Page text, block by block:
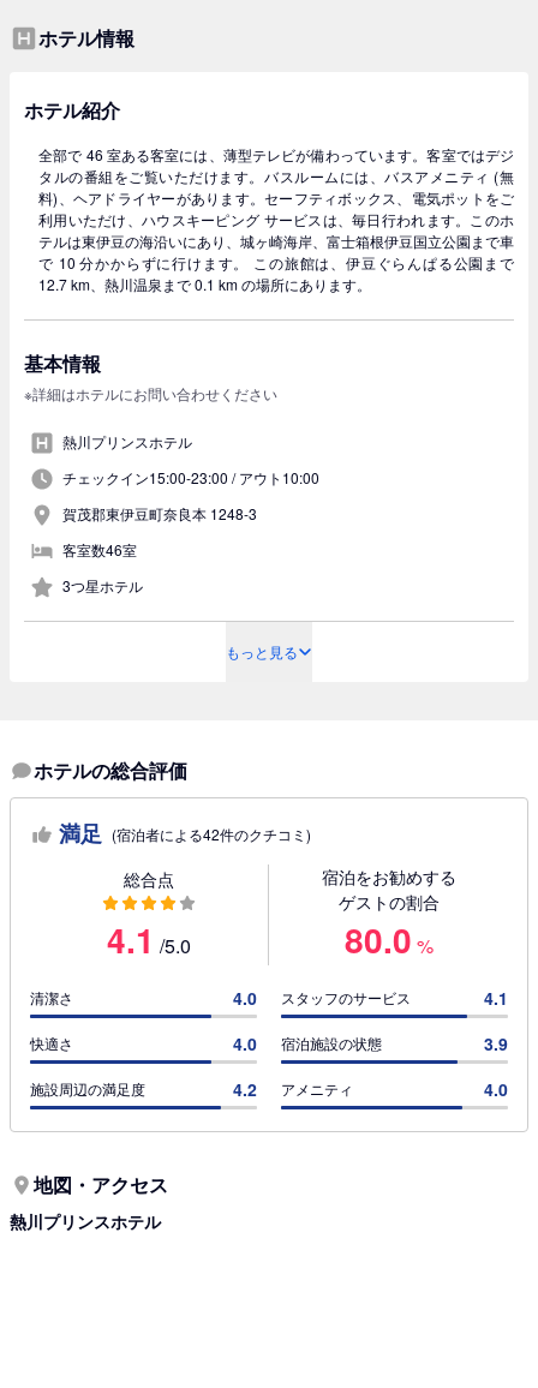
ホテル情報
ホテル紹介
全部で 46 室ある客室には、薄型テレビが備わっています。客室ではデジ
タルの番組をご覧いただけます。バスルームには、バスアメニティ (無
料)、ヘアドライヤーがあります。セーフティボックス、電気ポットをご
利用いただけ、ハウスキーピング サービスは、毎日行われます。このホ
テルは東伊豆の海沿いにあり、城ヶ崎海岸、富士箱根伊豆国立公園まで車
で 10 分かからずに行けます。 この旅館は、伊豆ぐらんぱる公園まで
12.7 km、熱川温泉まで 0.1 km の場所にあります。
基本情報
※詳細はホテルにお問い合わせください
熱川プリンスホテル
チェックイン15:00-23:00 /アウト10:00
賀茂郡東伊豆町奈良本 1248-3
客室数46室
3つ星ホテル
もっと見る
ホテルの総合評価
満足 (宿泊者による42件のクチコミ)
総合点
4.1 /5.0
宿泊をお勧めする
ゲストの割合
80.0 %
清潔さ 4.0 スタッフのサービス 4.1
快適さ 4.0 宿泊施設の状態 3.9
施設周辺の満足度 4.2 アメニティ 4.0
地図・アクセス
熱川プリンスホテル